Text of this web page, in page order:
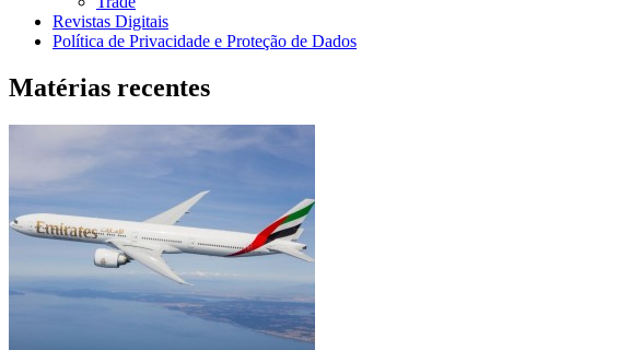
Revistas Digitais
Política de Privacidade e Proteção de Dados
Matérias recentes